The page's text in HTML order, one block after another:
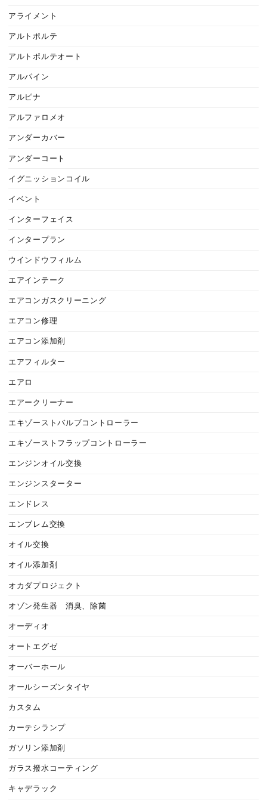
アライメント
アルトポルテ
アルトポルテオート
アルパイン
アルピナ
アルファロメオ
アンダーカバー
アンダーコート
イグニッションコイル
イベント
インターフェイス
インタープラン
ウインドウフィルム
エアインテーク
エアコンガスクリーニング
エアコン修理
エアコン添加剤
エアフィルター
エアロ
エアークリーナー
エキゾーストバルブコントローラー
エキゾーストフラップコントローラー
エンジンオイル交換
エンジンスターター
エンドレス
エンブレム交換
オイル交換
オイル添加剤
オカダプロジェクト
オゾン発生器 消臭、除菌
オーディオ
オートエグゼ
オーバーホール
オールシーズンタイヤ
カスタム
カーテシランプ
ガソリン添加剤
ガラス撥水コーティング
キャデラック